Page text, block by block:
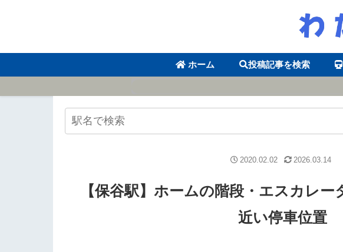
ホーム 投稿記事を検索
【保谷駅】ホームの階段・エスカレ
近い停車位置
2020.02.02 2026.03.14